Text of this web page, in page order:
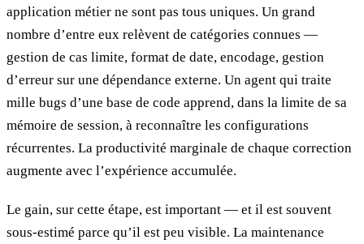
application métier ne sont pas tous uniques. Un grand
nombre d’entre eux relèvent de catégories connues —
gestion de cas limite, format de date, encodage, gestion
d’erreur sur une dépendance externe. Un agent qui traite
mille bugs d’une base de code apprend, dans la limite de sa
mémoire de session, à reconnaître les configurations
récurrentes. La productivité marginale de chaque correction
augmente avec l’expérience accumulée.
Le gain, sur cette étape, est important — et il est souvent
sous-estimé parce qu’il est peu visible. La maintenance